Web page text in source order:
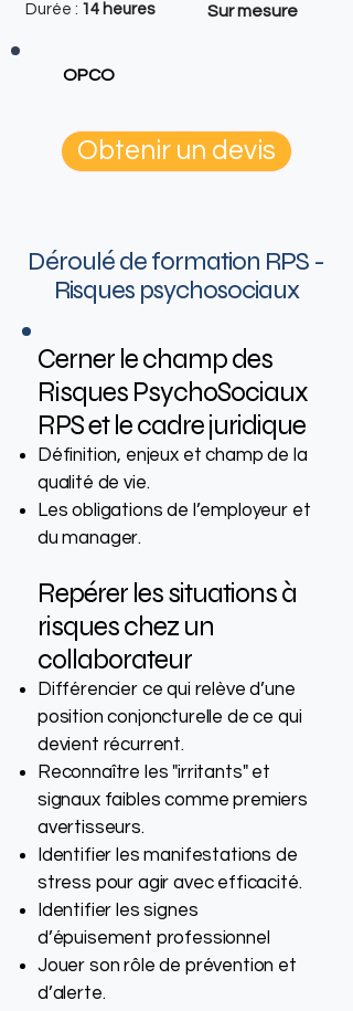
Durée : 14 heures Sur mesure
OPCO
Obtenir un devis
Déroulé de formation RPS -
Risques psychosociaux​
Cerner le champ des
Risques PsychoSociaux
RPS et le cadre juridique
Définition, enjeux et champ de la
qualité de vie.
Les obligations de l’employeur et
du manager.
Repérer les situations à
risques chez un
collaborateur
Différencier ce qui relève d’une
position conjoncturelle de ce qui
devient récurrent.
Reconnaître les "irritants" et
signaux faibles comme premiers
avertisseurs.
Identifier les manifestations de
stress pour agir avec efficacité.
Identifier les signes
d’épuisement professionnel
Jouer son rôle de prévention et
d’alerte.